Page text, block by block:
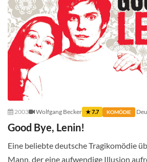
2003 Wolfgang Becker ★ 7.7 KOMÖDIE
Good Bye, Lenin!
Eine beliebte deutsche Tragikomödie
Mann, der eine aufwendige Illusion